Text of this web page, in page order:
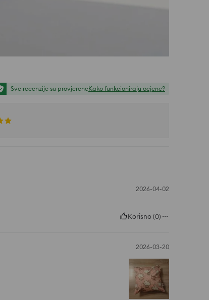
Sve recenzije su provjereneKako funkcioniraju ocjene?
2026-04-02
Korisno(0)
2026-03-20